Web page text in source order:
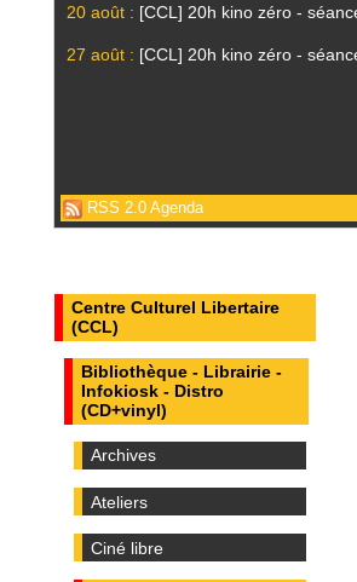
20 août : [CCL] 20h kino zéro -
27 août : [CCL] 20h kino zéro -
RSS 2.0 Agenda
Centre Culturel Libertaire
(CCL)
Bibliothèque - Librairie -
Infokiosk - Distro
(CD+vinyl)
Archives
Ateliers
Ciné libre